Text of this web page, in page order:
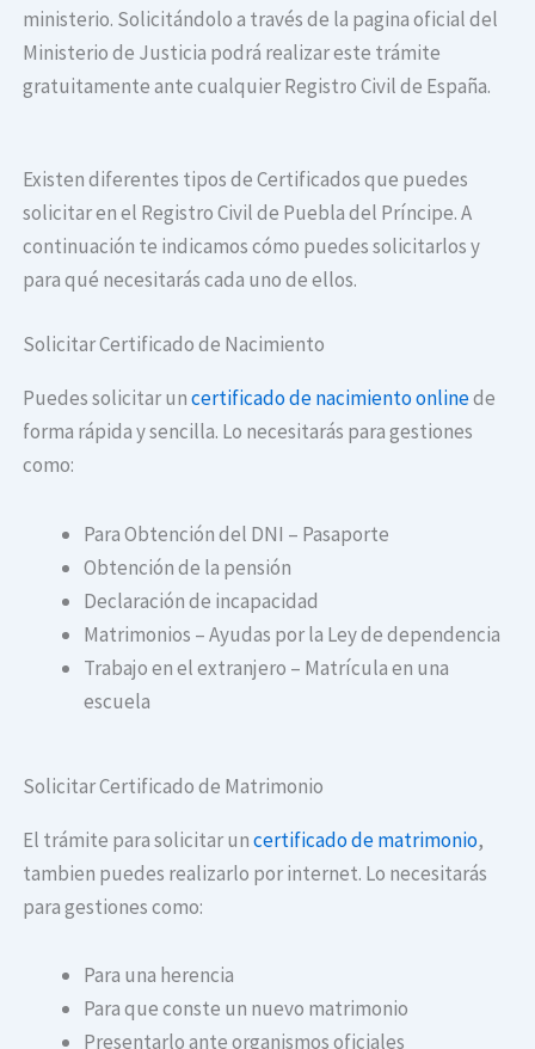
ministerio. Solicitándolo a través de la pagina oficial del
Ministerio de Justicia podrá realizar este trámite
gratuitamente ante cualquier Registro Civil de España.
Existen diferentes tipos de Certificados que puedes
solicitar en el Registro Civil de Puebla del Príncipe. A
continuación te indicamos cómo puedes solicitarlos y
para qué necesitarás cada uno de ellos.
Solicitar Certificado de Nacimiento
Puedes solicitar uncertificado de nacimiento onlinede
forma rápida y sencilla. Lo necesitarás para gestiones
como:
Para Obtención del DNI – Pasaporte
Obtención de la pensión
Declaración de incapacidad
Matrimonios – Ayudas por la Ley de dependencia
Trabajo en el extranjero – Matrícula en una
escuela
Solicitar Certificado de Matrimonio
El trámite para solicitar uncertificado de matrimonio,
tambien puedes realizarlo por internet. Lo necesitarás
para gestiones como:
Para una herencia
Para que conste un nuevo matrimonio
Presentarlo ante organismos oficiales